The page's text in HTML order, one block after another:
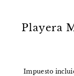
Playera
Impuesto